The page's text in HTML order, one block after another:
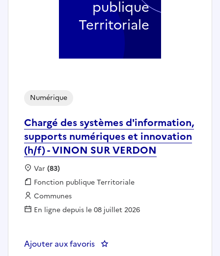
Chargé des systèmes d'information,
supports numériques et innovation
(h/f) - VINON SUR VERDON
Numérique
Localisation :
Var (83)
Fonction publique :
Fonction publique Territoriale
Employeur :
Communes
En ligne depuis le 08 juillet 2026
Ajouter aux favoris : Chargé des systèmes
publique
Territoriale